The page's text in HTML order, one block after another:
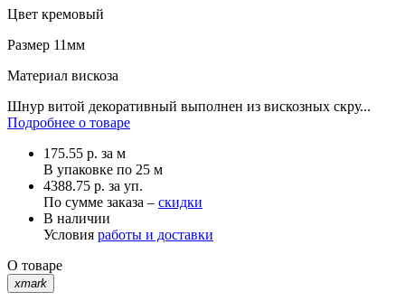
Цвет кремовый
Размер 11мм
Материал вискоза
Шнур витой декоративный выполнен из вискозных скру...
Подробнее о товаре
175.55 р. за м
В упаковке по 25 м
4388.75 р. за уп.
По сумме заказа – скидки
В наличии
Условия работы и доставки
О товаре
xmark